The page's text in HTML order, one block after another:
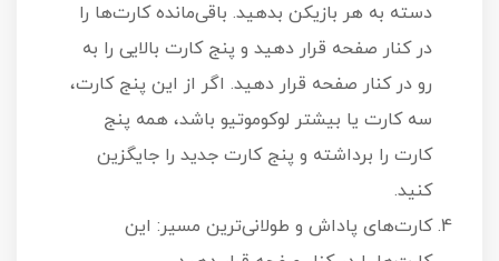
دسته به هر بازیکن بدهید. باقی‌مانده کارت‌ها را
در کنار صفحه قرار دهید و پنج کارت بالایی را به
رو در کنار صفحه قرار دهید. اگر از این پنج کارت،
سه کارت یا بیشتر لوکوموتیو باشد، همه پنج
کارت را برداشته و پنج کارت جدید را جایگزین
کنید.
کارت‌های پاداش و طولانی‌ترین مسیر: این